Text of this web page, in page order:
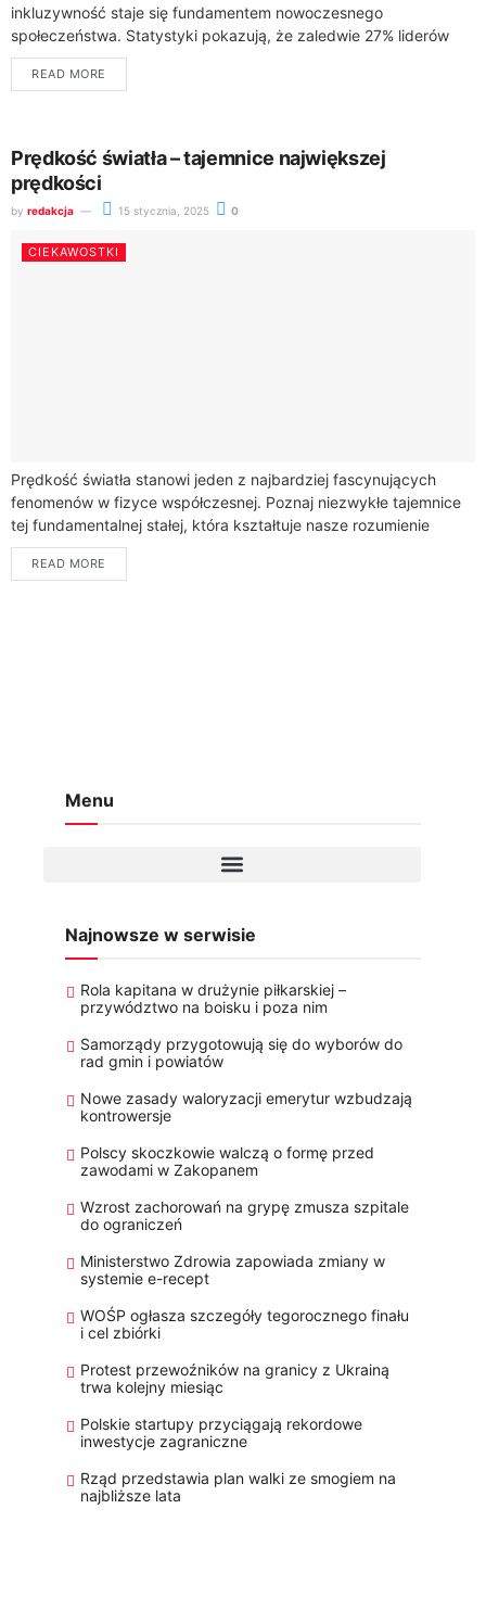
inkluzywność staje się fundamentem nowoczesnego
społeczeństwa. Statystyki pokazują, że zaledwie 27% liderów
firm w 2021 roku skutecznie promowało różnorodność w
zespołach. Dlaczego więc warto...
READ MORE
Prędkość światła – tajemnice największej
prędkości
by redakcja 15 stycznia, 2025 0
CIEKAWOSTKI
Prędkość światła stanowi jeden z najbardziej fascynujących
fenomenów w fizyce współczesnej. Poznaj niezwykłe tajemnice
tej fundamentalnej stałej, która kształtuje nasze rozumienie
przestrzeni i czasu.Zgodnie z teorią względności, prędkość
światła wynosi...
READ MORE
Menu
Najnowsze w serwisie
Rola kapitana w drużynie piłkarskiej –
przywództwo na boisku i poza nim
Samorządy przygotowują się do wyborów do
rad gmin i powiatów
Nowe zasady waloryzacji emerytur wzbudzają
kontrowersje
Polscy skoczkowie walczą o formę przed
zawodami w Zakopanem
Wzrost zachorowań na grypę zmusza szpitale
do ograniczeń
Ministerstwo Zdrowia zapowiada zmiany w
systemie e-recept
WOŚP ogłasza szczegóły tegorocznego finału
i cel zbiórki
Protest przewoźników na granicy z Ukrainą
trwa kolejny miesiąc
Polskie startupy przyciągają rekordowe
inwestycje zagraniczne
Rząd przedstawia plan walki ze smogiem na
najbliższe lata